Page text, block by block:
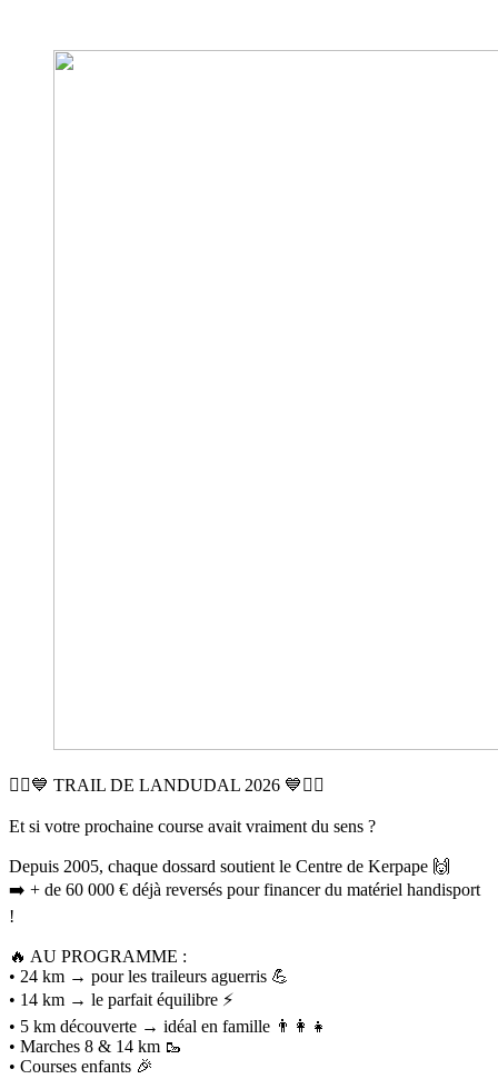
🏃‍♂️💙 TRAIL DE LANDUDAL 2026 💙🏃‍♀️
Et si votre prochaine course avait vraiment du sens ?
Depuis 2005, chaque dossard soutient le Centre de Kerpape 🙌
➡️ + de 60 000 € déjà reversés pour financer du matériel handisport
!
🔥 AU PROGRAMME :
• 24 km → pour les traileurs aguerris 💪
• 14 km → le parfait équilibre ⚡
• 5 km découverte → idéal en famille 👨‍👩‍👧
• Marches 8 & 14 km 🥾
• Courses enfants 🎉